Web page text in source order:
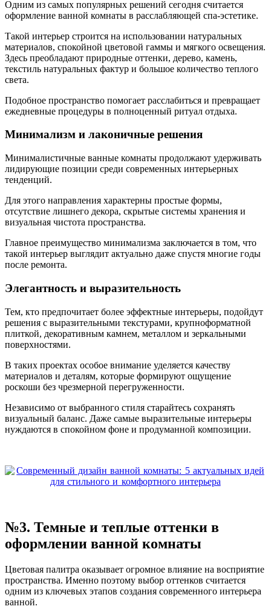
Одним из самых популярных решений сегодня считается
оформление ванной комнаты в расслабляющей спа-эстетике.
Такой интерьер строится на использовании натуральных
материалов, спокойной цветовой гаммы и мягкого освещения.
Здесь преобладают природные оттенки, дерево, камень,
текстиль натуральных фактур и большое количество теплого
света.
Подобное пространство помогает расслабиться и превращает
ежедневные процедуры в полноценный ритуал отдыха.
Минимализм и лаконичные решения
Минималистичные ванные комнаты продолжают удерживать
лидирующие позиции среди современных интерьерных
тенденций.
Для этого направления характерны простые формы,
отсутствие лишнего декора, скрытые системы хранения и
визуальная чистота пространства.
Главное преимущество минимализма заключается в том, что
такой интерьер выглядит актуально даже спустя многие годы
после ремонта.
Элегантность и выразительность
Тем, кто предпочитает более эффектные интерьеры, подойдут
решения с выразительными текстурами, крупноформатной
плиткой, декоративным камнем, металлом и зеркальными
поверхностями.
В таких проектах особое внимание уделяется качеству
материалов и деталям, которые формируют ощущение
роскоши без чрезмерной перегруженности.
Независимо от выбранного стиля старайтесь сохранять
визуальный баланс. Даже самые выразительные интерьеры
нуждаются в спокойном фоне и продуманной композиции.
№3. Темные и теплые оттенки в
оформлении ванной комнаты
Цветовая палитра оказывает огромное влияние на восприятие
пространства. Именно поэтому выбор оттенков считается
одним из ключевых этапов создания современного интерьера
ванной.